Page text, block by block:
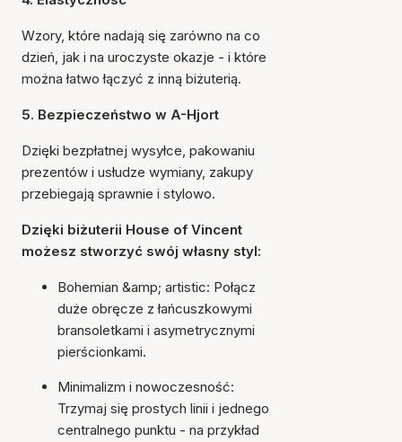
Wzory, które nadają się zarówno na co
dzień, jak i na uroczyste okazje - i które
można łatwo łączyć z inną biżuterią.
5. Bezpieczeństwo w A-Hjort
Dzięki bezpłatnej wysyłce, pakowaniu
prezentów i usłudze wymiany, zakupy
przebiegają sprawnie i stylowo.
Dzięki biżuterii House of Vincent
możesz stworzyć swój własny styl:
Bohemian &amp; artistic: Połącz
duże obręcze z łańcuszkowymi
bransoletkami i asymetrycznymi
pierścionkami.
Minimalizm i nowoczesność:
Trzymaj się prostych linii i jednego
centralnego punktu - na przykład